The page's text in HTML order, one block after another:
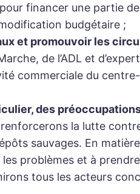
financer une partie
budgétaire ;
et promouvoir les
de l’ADL et
commerciale du
des
la lutte
sauvages. En
problèmes et à
tous les acteurs